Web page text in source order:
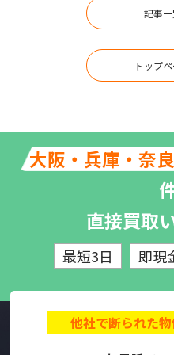
記事
トップ
大阪・兵庫・奈
直接買取
最短3日 即現
他社で断られた